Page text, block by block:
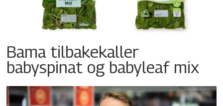
Bama tilbakekaller
babyspinat og babyleaf mix